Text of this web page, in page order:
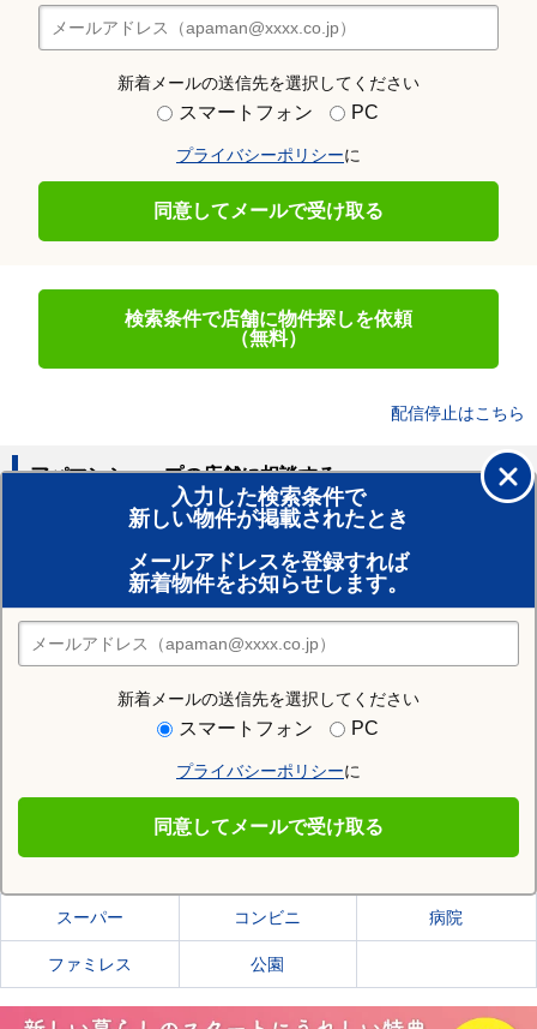
新着メールの送信先を選択してください
スマートフォン PC
プライバシーポリシーに
同意してメールで受け取る
検索条件で店舗に物件探しを依頼
（無料）
配信停止はこちら
入力した検索条件で
新しい物件が掲載されたとき
メールアドレスを登録すれば
新着物件をお知らせします。
新着メールの送信先を選択してください
スマートフォン PC
プライバシーポリシーに
同意してメールで受け取る
アパマンショップの店舗に相談する
賃貸のプロがお部屋探し！
おまかせ物件リクエスト
住みたい街の店舗を探す
店舗検索
住む街研究所で長岡市の情報を見る
長岡市の施設一覧
スーパー コンビニ 病院
ファミレス 公園